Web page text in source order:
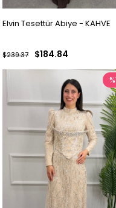
Elvin Tesettür Abiye - KAHVE
$184.84
$239.37